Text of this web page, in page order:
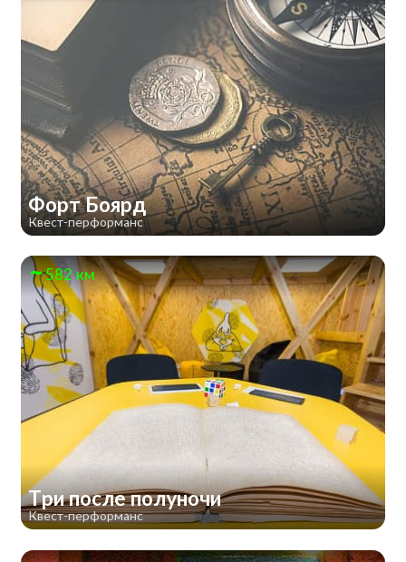
Форт Боярд
Квест-перформанс
582 км
Три после полуночи
Квест-перформанс